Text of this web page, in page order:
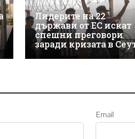
Лидерите на 22
държави от ЕС искат
спешни преговори
заради кризата в
Email